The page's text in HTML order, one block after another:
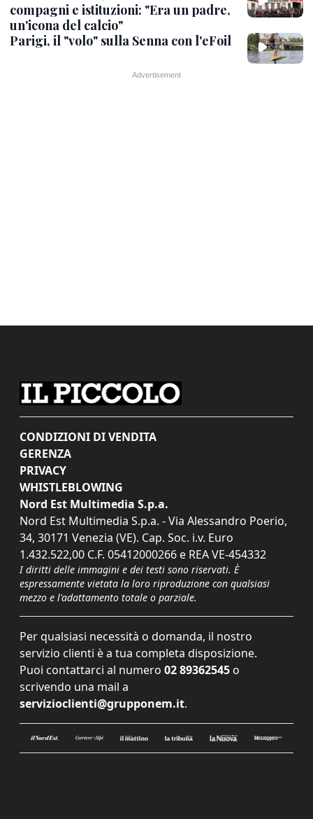
compagni e istituzioni: "Era un padre,
un'icona del calcio"
Parigi, il "volo" sulla Senna con l'eFoil
CONDIZIONI DI VENDITA
GERENZA
PRIVACY
WHISTLEBLOWING
Nord Est Multimedia S.p.a.
Nord Est Multimedia S.p.a. - Via Alessandro Poerio,
34, 30171 Venezia (VE). Cap. Soc. i.v. Euro
1.432.522,00 C.F. 05412000266 e REA VE-454332
I diritti delle immagini e dei testi sono riservati. È
espressamente vietata la loro riproduzione con qualsiasi
mezzo e l'adattamento totale o parziale.
Per qualsiasi necessità o domanda, il nostro
servizio clienti è a tua completa disposizione.
Puoi contattarci al numero 02 89362545 o
scrivendo una mail a
servizioclienti@grupponem.it.